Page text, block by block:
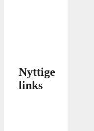
Nyttige
links